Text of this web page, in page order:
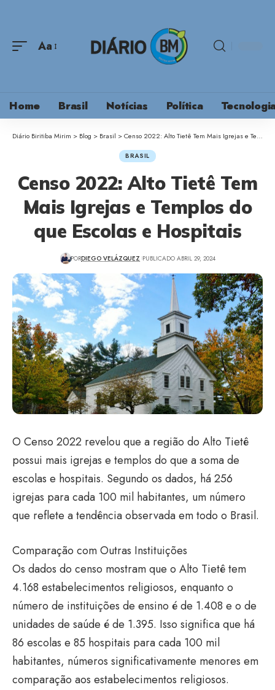
Aa
Home Brasil Notícias Política
Diário Biritiba Mirim > Blog > Brasil >Censo 2022: Alto Tietê Tem Mais Igrejas e Templos do que Escolas e Hospitais
BRASIL
Censo 2022: Alto Tietê Tem
Mais Igrejas e Templos do
que Escolas e Hospitais
PORDIEGO VELÁZQUEZ PUBLICADO ABRIL 29, 2024
O Censo 2022 revelou que a região do Alto Tietê
possui mais igrejas e templos do que a soma de
escolas e hospitais. Segundo os dados, há 256
igrejas para cada 100 mil habitantes, um número
que reflete a tendência observada em todo o Brasil.
Comparação com Outras Instituições
Os dados do censo mostram que o Alto Tietê tem
4.168 estabelecimentos religiosos, enquanto o
número de instituições de ensino é de 1.408 e o de
unidades de saúde é de 1.395. Isso significa que há
86 escolas e 85 hospitais para cada 100 mil
habitantes, números significativamente menores em
comparação aos estabelecimentos religiosos.